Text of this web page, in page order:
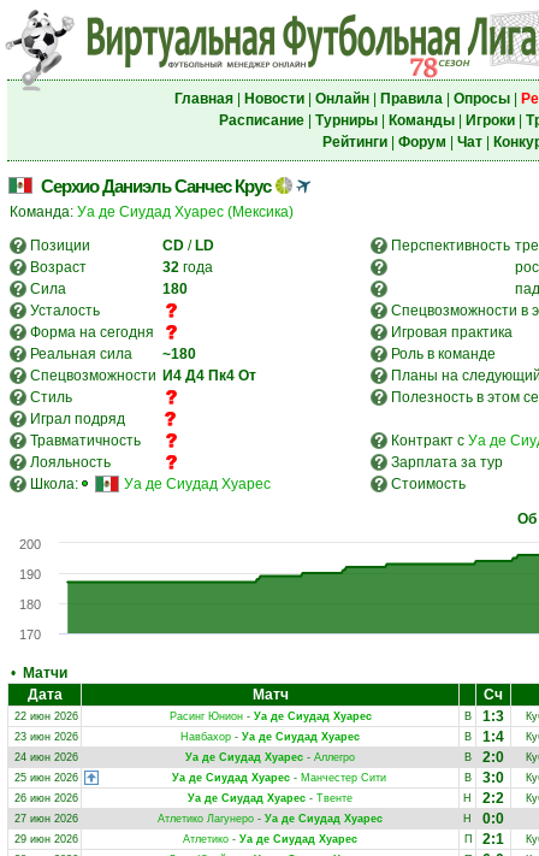
Главная| Новости| Онлайн| Правила| Опросы|
Расписание| Турниры| Команды| Игроки|
Рейтинги| Форум Чат|
Серхио Даниэль Санчес Крус
Команда: Уа де Сиудад Хуарес (Мексика)
Позиции
CD / LD Перспективность
Возраст
32 года
Сила
180
Усталость
Спецвозможности в
Форма на сегодня
Игровая практика
Реальная сила
~180
Роль в команде
Спецвозможности И4 Д4 Пк4 От
Планы на
Стиль
Полезность в этом
Играл подряд
Травматичность
Контракт с Уа де
Лояльность
Зарплата за тур
Школа:
Уа де Сиудад Хуарес Стоимость
Об
170
180
190
200
• Матчи
Дата
Матч Сч
22 июн 2026 Расинг Юнион- Уа де Сиудад Хуарес В 1:3
23 июн 2026
Навбахор - Уа де Сиудад Хуарес В 1:4
24 июн 2026
Уа де Сиудад Хуарес - Аллегро В 2:0
25 июн 2026
Уа де Сиудад Хуарес- Манчестер Сити В 3:0
26 июн 2026
Уа де Сиудад Хуарес - Твенте Н 2:2
27 июн 2026
Атлетико Лагунеро - Уа де Сиудад Хуарес Н 0:0
29 июн 2026 Атлетико - Уа де Сиудад Хуарес П 2:1